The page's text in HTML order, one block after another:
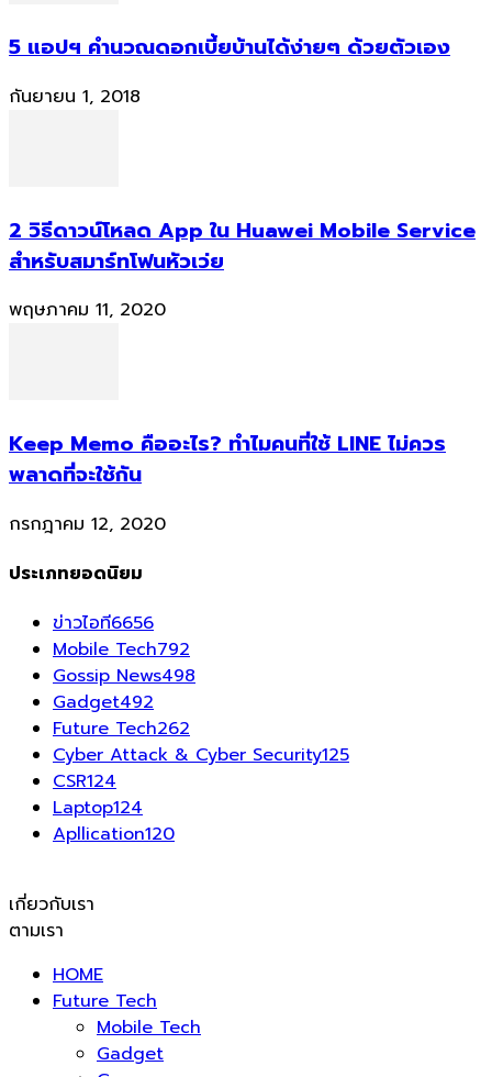
5 แอปฯ คำนวณดอกเบี้ยบ้านได้ง่ายๆ ด้วยตัวเอง
กันยายน 1, 2018
2 วิธีดาวน์โหลด App ใน Huawei Mobile Service
สำหรับสมาร์ทโฟนหัวเว่ย
พฤษภาคม 11, 2020
Keep Memo คืออะไร? ทำไมคนที่ใช้ LINE ไม่ควร
พลาดที่จะใช้กัน
กรกฎาคม 12, 2020
ประเภทยอดนิยม
ข่าวไอที6656
Mobile Tech792
Gossip News498
Gadget492
Future Tech262
Cyber Attack & Cyber Security125
CSR124
Laptop124
Apllication120
เกี่ยวกับเรา
ตามเรา
HOME
Future Tech
Mobile Tech
Gadget